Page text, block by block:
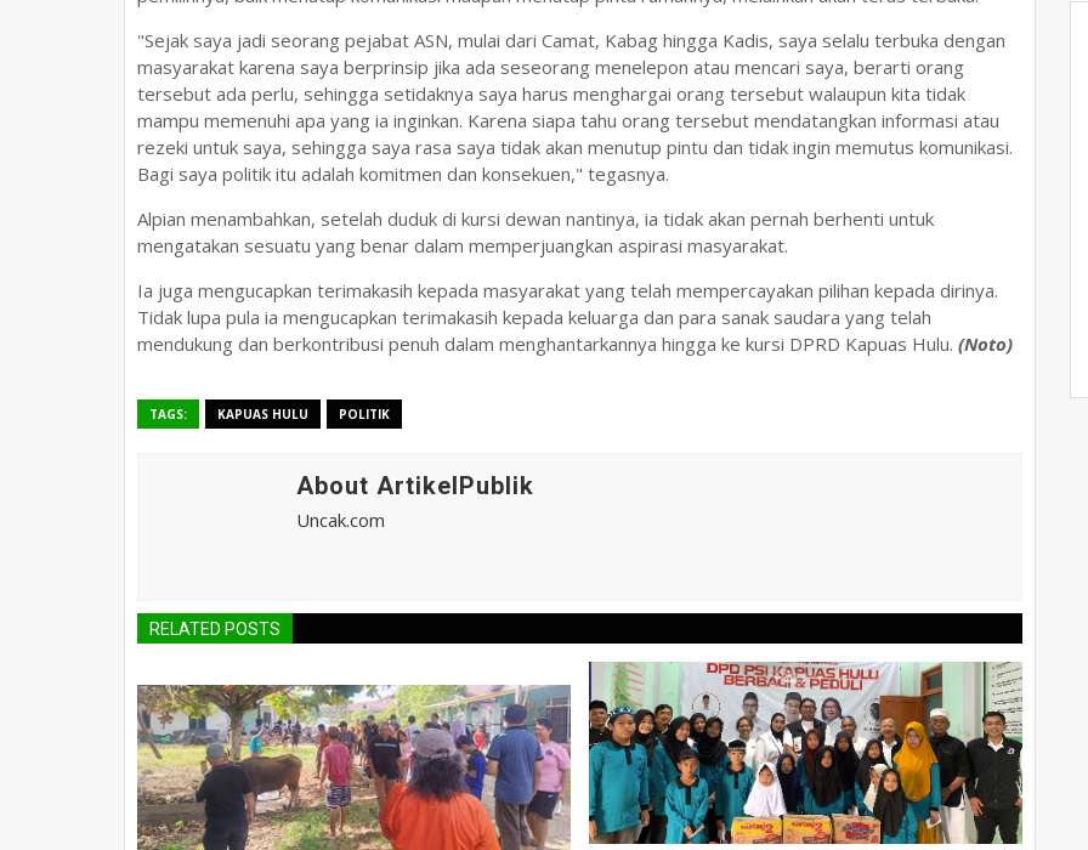
"Sejak saya jadi seorang pejabat ASN, mulai dari Camat, Kabag hingga Kadis, saya selalu terbuka dengan
masyarakat karena saya berprinsip jika ada seseorang menelepon atau mencari saya, berarti orang
tersebut ada perlu, sehingga setidaknya saya harus menghargai orang tersebut walaupun kita tidak
mampu memenuhi apa yang ia inginkan. Karena siapa tahu orang tersebut mendatangkan informasi atau
rezeki untuk saya, sehingga saya rasa saya tidak akan menutup pintu dan tidak ingin memutus komunikasi.
Bagi saya politik itu adalah komitmen dan konsekuen," tegasnya.
Alpian menambahkan, setelah duduk di kursi dewan nantinya, ia tidak akan pernah berhenti untuk
mengatakan sesuatu yang benar dalam memperjuangkan aspirasi masyarakat.
Ia juga mengucapkan terimakasih kepada masyarakat yang telah mempercayakan pilihan kepada dirinya.
Tidak lupa pula ia mengucapkan terimakasih kepada keluarga dan para sanak saudara yang telah
mendukung dan berkontribusi penuh dalam menghantarkannya hingga ke kursi DPRD Kapuas Hulu. (Noto)
TAGS: KAPUAS HULU POLITIK
About ArtikelPublik
Uncak.com
RELATED POSTS